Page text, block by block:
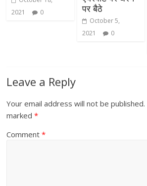
2021
0
पर बैठे
October 5,
2021
0
Leave a Reply
Your email address will not be published.
marked*
Comment*